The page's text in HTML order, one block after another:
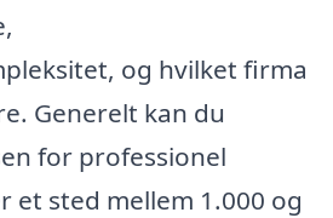
og hvilket firma
Generelt kan du
for professionel
et sted mellem 1.000 og